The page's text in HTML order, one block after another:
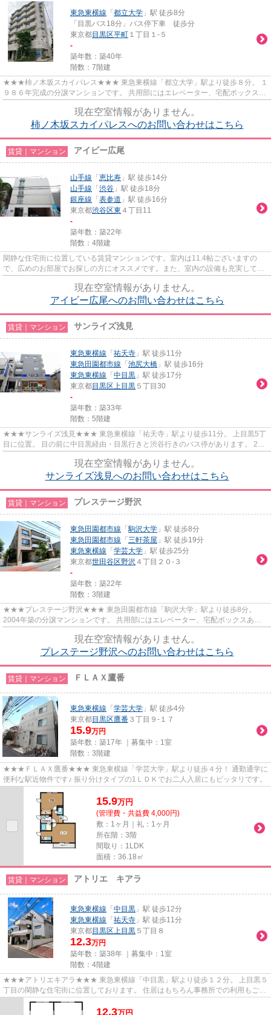
東急東横線 「 都立大学 」駅 徒歩8分
「目黒バス18分」バス停下車 徒歩分
東京都目黒区平町 １丁目１-５
-
築年数：築40年
階数：7階建
★★★柿ノ木坂スカイパレス★★★ 東急東横線「都立大学」駅より徒歩８分。 １
９８６年完成の分譲マンションです。 共用部にはエレベーター、宅配ボックス完
現在空室情報がありません。
柿ノ木坂スカイパレスへのお問い合わせはこちら
賃貸｜マンション アイビー広尾
山手線 「 恵比寿 」駅 徒歩14分
山手線 「 渋谷 」駅 徒歩18分
銀座線 「 表参道 」駅 徒歩16分
東京都渋谷区東 ４丁目11
-
築年数：築22年
階数：4階建
閑静な住宅街に位置している賃貸マンションです。室内は11.4帖ございますの
で、広めのお部屋でお探しの方にオススメです。また、室内の設備も充実してお
現在空室情報がありません。
アイビー広尾へのお問い合わせはこちら
賃貸｜マンション サンライズ浅見
東急東横線 「 祐天寺 」駅 徒歩11分
東急田園都市線 「 池尻大橋 」駅 徒歩16分
東急東横線 「 中目黒 」駅 徒歩17分
東京都目黒区上目黒 ５丁目30
-
築年数：築33年
階数：5階建
★★★サンライズ浅見★★★ 東急東横線「祐天寺」駅より徒歩11分。 上目黒5丁
目に位置。 目の前に中目黒経由・目黒行きと渋谷行きのバス停があります。 24
現在空室情報がありません。
サンライズ浅見へのお問い合わせはこちら
賃貸｜マンション プレステージ野沢
東急田園都市線 「駒沢大学 」駅 徒歩8分
東急田園都市線 「 三軒茶屋 」駅 徒歩19分
東急東横線 「 学芸大学 」駅 徒歩25分
東京都世田谷区野沢 ４丁目２０-３
-
築年数：築22年
階数：3階建
★★★プレステージ野沢★★★ 東急田園都市線「駒沢大学」駅より徒歩8分。
2004年築の分譲マンションです。 共用部にはエレベーター、宅配ボックスあ
現在空室情報がありません。
プレステージ野沢へのお問い合わせはこちら
賃貸｜マンション ＦＬＡＸ鷹番
東急東横線 「 学芸大学 」駅 徒歩4分
東京都目黒区鷹番 ３丁目９-１７
15.9万円
築年数：築17年 ｜募集中： 1室
階数：3階建
★★★ＦＬＡＸ鷹番★★★ 東急東横線「学芸大学」駅より徒歩４分！ 通勤通学に
便利な駅近物件です♪ 振り分けタイプの1ＬＤＫでお二人入居にもピッタリです。
15.9万円
(管理費・共益費 4,000円)
敷：1ヶ月｜礼：1ヶ月
所在階：3階
間取り：1LDK
面積：36.18㎡
賃貸｜マンション アトリエ キアラ
東急東横線 「 中目黒 」駅 徒歩12分
東急東横線 「 祐天寺 」駅 徒歩11分
東京都目黒区上目黒 ５丁目８
12.3万円
築年数：築38年 ｜募集中： 1室
階数：4階建
★★★アトリエキアラ★★★ 東急東横線「中目黒」駅より徒歩１２分。 上目黒５
丁目の閑静な住宅街に位置しております。 住居はもちろん事務所での利用もご相
談可能です。
12.3万円